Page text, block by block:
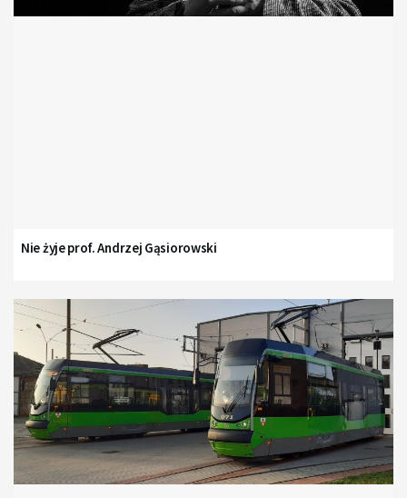
Nie żyje prof. Andrzej Gąsiorowski